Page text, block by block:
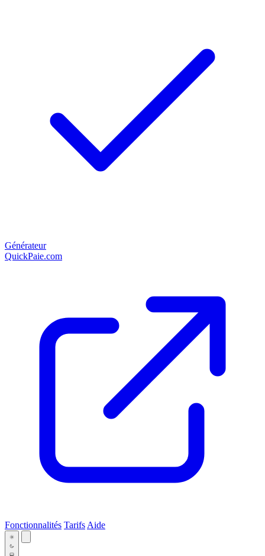
Générateur
QuickPaie.com
Fonctionnalités Tarifs Aide